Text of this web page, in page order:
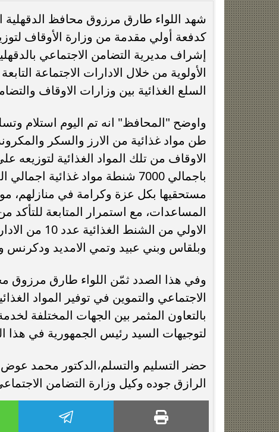
كدفعة أولي مقدمة من وزارة الأوقاف
إشراف مديرية التضامن الاجتماعي
الأولوية من خلال الادارات الاجتماعة
السلع الغذائية بين وزارات الاوقاف
طن مواد غذائية من الارز والسكر
باجمالي 7000 شنطة مواد غذائية
مستحقيها بكل عزة وكرامة في منازلهم،
المساعدات، مع استمرار المتابعة للتأكد
الاولي من
وبلقاس وبني عبيد وتمي الامديد
وفي هذا الصدد ثمّن اللواء طارق مرزوق
الاجتماعي والتموين في توفير المواد
بالتعاون المثمر بين الجهات المختلفة
لتوجيهات السيد رئيس الجمهورية في هذا
حضر التسليم والتسلم،الدكتور محمد عوض
الرازق جوده وكيل وزارة التضامن
زينة عمرو تتوج بجائزة الأفضل بعد تأهل مصر
التاريخي لنصف نهائي مونديال...
السيسي يدعم
التأهل